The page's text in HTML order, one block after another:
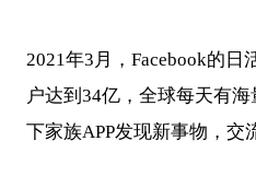
2021年3月，Facebook的日
户达到34亿，全球每天有
下家族APP发现新事物，交